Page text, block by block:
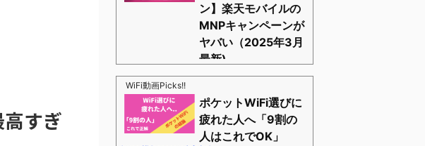
すぎ
ン】楽天モバイルの
MNPキャンペーンが
ヤバい（2025年3月
最新)
激あつキャペーンまだまだ継続中ーー！プラチナバン
ドもはじまったし、これからは楽天モバイルの時代っ
す。三木谷さん紹介リンク経由をするだけ。最大1,40
00円ポイント→ 乗り換えなら14,000ポイント→ 新
規で7,000ポイントしかも、複数回線でもOKという好
条件。 三木谷さん紹介キャンペーン＼激熱の三木谷
WiFi動画Picks!!
ポケットWiFi選びに
疲れた人へ「9割の
人はこれでOK」